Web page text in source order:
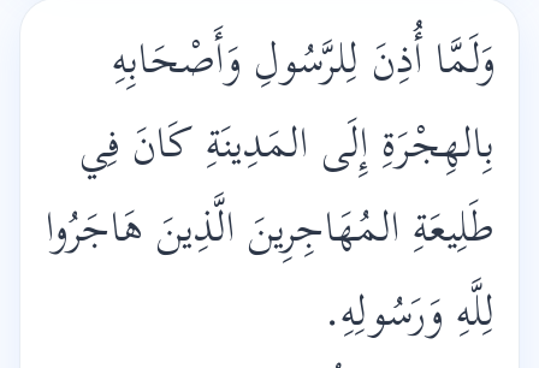
وَلَمَّا أُذِنَ لِلرَّسُولِ وَأَصْحَابِهِ
بِالهِجْرَةِ إِلَى المَدِينَةِ كَانَ فِي
طَلِيعَةِ المُهَاجِرِينَ الَّذِينَ هَاجَرُوا
لِلَّهِ وَرَسُولِهِ.